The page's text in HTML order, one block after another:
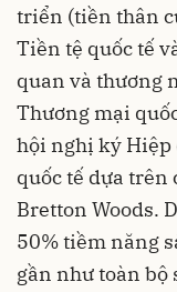
triển (tiền thân
Tiền tệ quốc tế
quan và thương
Thương mại
hội nghị ký Hiệp
quốc tế dựa trên
Bretton Woods.
50% tiềm năng
gần như toàn bộ